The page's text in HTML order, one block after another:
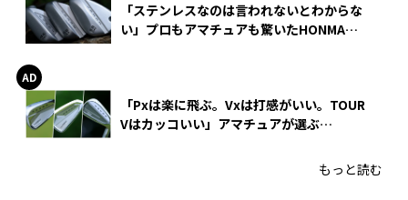
「ステンレスなのは言われないとわからな
い」プロもアマチュアも驚いたHONMA
「Pxは楽に飛ぶ。Vxは打感がいい。TOUR
Vはカッコいい」アマチュアが選ぶ
もっと読む